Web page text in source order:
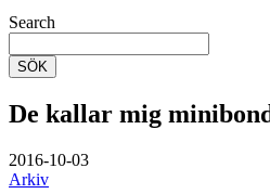
Search
SÖK
De kallar mig
2016-10-03
Arkiv